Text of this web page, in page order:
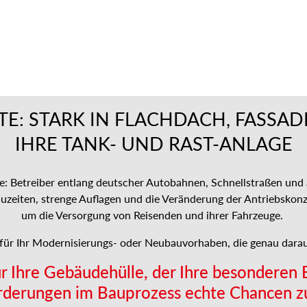
STARK IN FLACHDACH,
IHRE TANK- UND RAST-ANLAGE
entlang deutscher Autobahnen, Schnellstraßen
strenge Auflagen und die Veränderung der
um die Versorgung von Reisenden und ihrer Fahrzeuge.
Ihr Modernisierungs- oder Neubauvorhaben, die genau
Ihre Gebäudehülle, der Ihre besonderen
im Bauprozess echte Chancen